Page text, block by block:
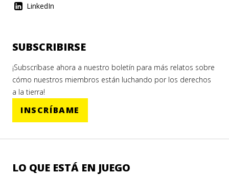
LinkedIn
SUBSCRIBIRSE
¡Subscríbase ahora a nuestro boletín para más relatos sobre
cómo nuestros miembros están luchando por los derechos
a la tierra!
INSCRÍBAME
LO QUE ESTÁ EN JUEGO